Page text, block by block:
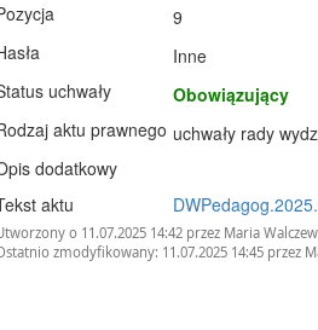
9
Inne
uchwały
Obowiązujący
aktu prawnego uchwały rady
dodatkowy
aktu
o 11.07.2025 14:42 przez Maria
zmodyfikowany: 11.07.2025 14:45 przez